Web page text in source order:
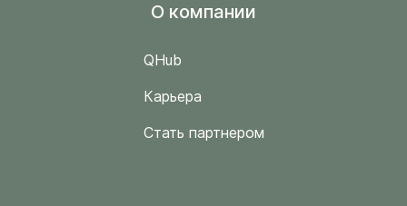
O компании
QHub
Карьера
Стать партнером